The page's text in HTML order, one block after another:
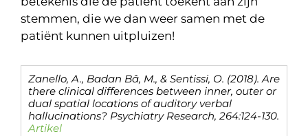
stemmen, die we dan weer samen met de
patiënt kunnen uitpluizen!
Zanello, A., Badan Bâ, M., & Sentissi, O. (2018). Are
there clinical differences between inner, outer or
dual spatial locations of auditory verbal
hallucinations? Psychiatry Research, 264:124-130.
Artikel